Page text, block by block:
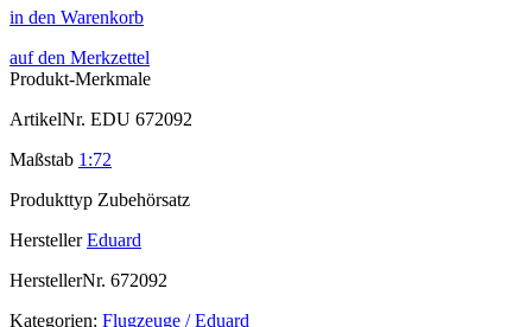
in den Warenkorb
auf den Merkzettel
Produkt-Merkmale
ArtikelNr. EDU 672092
Maßstab 1:72
Produkttyp Zubehörsatz
Hersteller Eduard
HerstellerNr. 672092
Kategorien: Flugzeuge / Eduard